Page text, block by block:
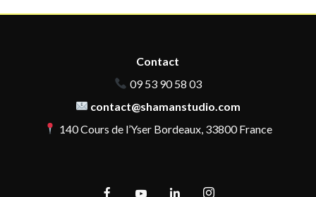
Contact
09 53 90 58 03
contact@shamanstudio.com
140 Cours de l’Yser Bordeaux, 33800 France